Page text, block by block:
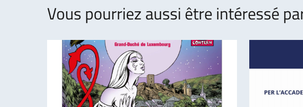
Vous pourriez aussi être intéressé